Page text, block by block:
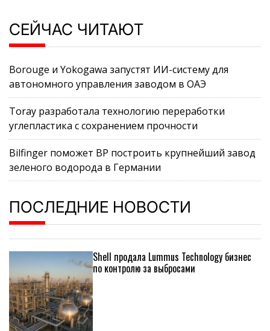
СЕЙЧАС ЧИТАЮТ
Borouge и Yokogawa запустят ИИ-систему для
автономного управления заводом в ОАЭ
Toray разработала технологию переработки
углепластика с сохранением прочности
Bilfinger поможет BP построить крупнейший завод
зеленого водорода в Германии
ПОСЛЕДНИЕ НОВОСТИ
Shell продала Lummus Technology бизнес
по контролю за выбросами